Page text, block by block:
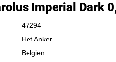
Imperial Dark
47294
Het Anker
Belgien